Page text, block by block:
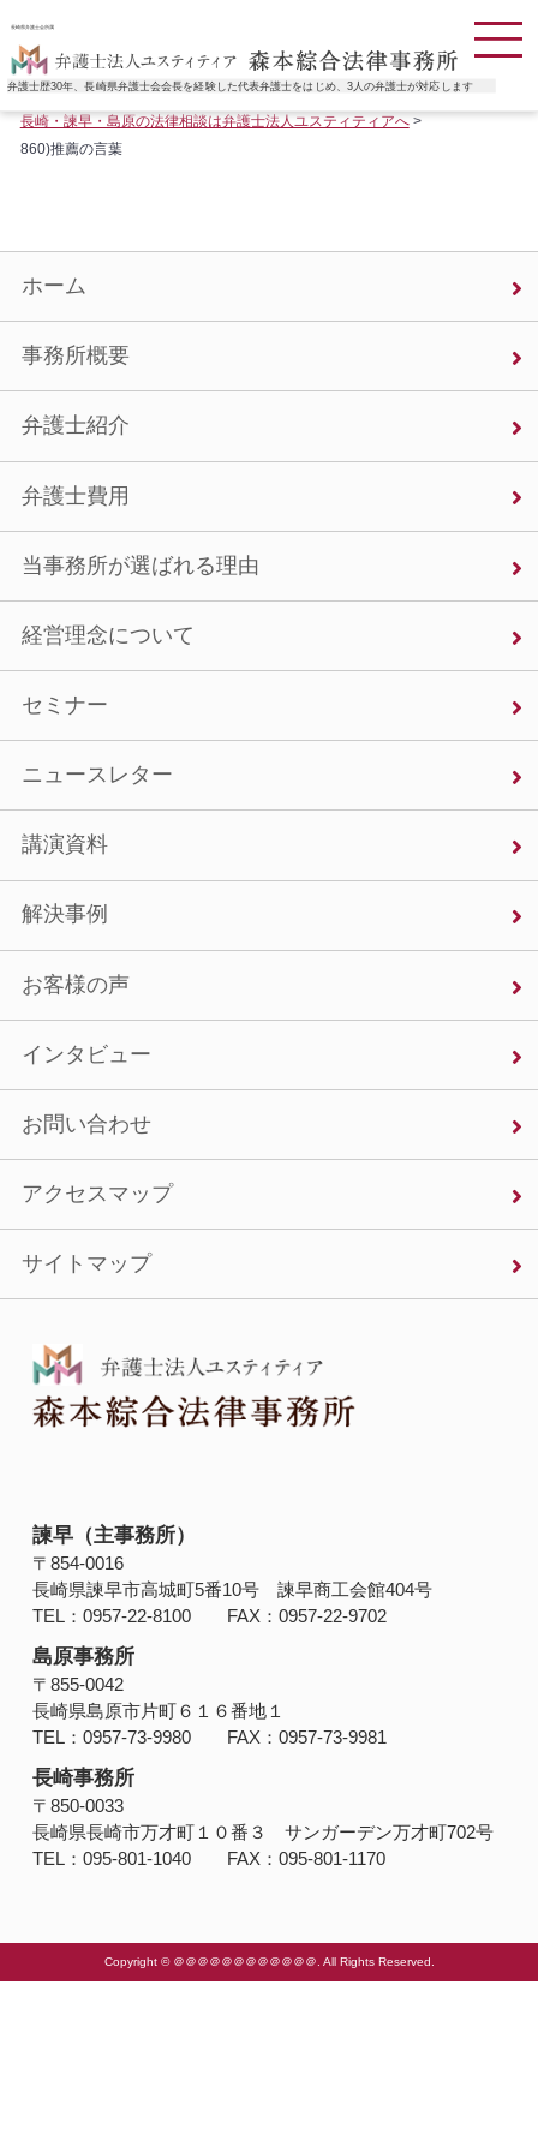
長崎県弁護士会所属
弁護士歴30年、長崎県弁護士会会長を経験した代表弁護士をはじめ、3人の弁護士が対応します
長崎・諫早・島原の法律相談は弁護士法人ユスティティアへ>
860)推薦の言葉
ホーム
事務所概要
弁護士紹介
弁護士費用
当事務所が選ばれる理由
経営理念について
セミナー
ニュースレター
講演資料
解決事例
お客様の声
インタビュー
お問い合わせ
アクセスマップ
サイトマップ
諫早（主事務所）
〒854‐0016
長崎県諫早市高城町5番10号 諫早商工会館404号
TEL：0957-22-8100 FAX：0957-22-9702
島原事務所
〒855-0042
長崎県島原市片町６１６番地１
TEL：0957-73-9980 FAX：0957-73-9981
長崎事務所
〒850-0033
長崎県長崎市万才町１０番３ サンガーデン万才町702号
TEL：095-801-1040 FAX：095-801-1170
Copyright © ＠＠＠＠＠＠＠＠＠＠＠＠. All Rights Reserved.